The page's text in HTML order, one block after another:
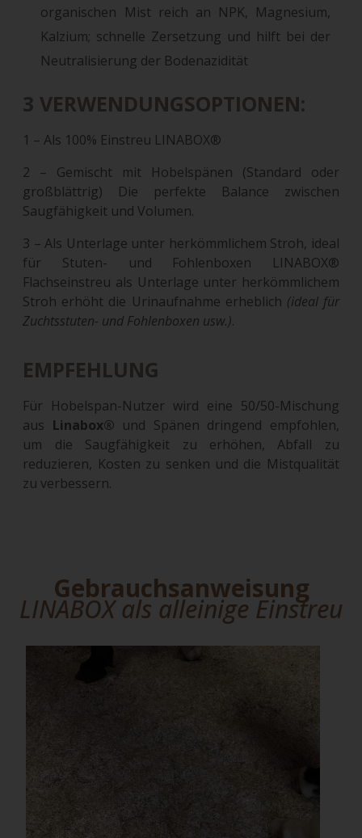
organischen Mist reich an NPK, Magnesium,
Kalzium; schnelle Zersetzung und hilft bei der
Neutralisierung der Bodenazidität
3 VERWENDUNGSOPTIONEN:
1 – Als 100% Einstreu LINABOX®
2 – Gemischt mit Hobelspänen (Standard oder
großblättrig) Die perfekte Balance zwischen
Saugfähigkeit und Volumen.
3 – Als Unterlage unter herkömmlichem Stroh, ideal
für Stuten- und Fohlenboxen LINABOX®
Flachseinstreu als Unterlage unter herkömmlichem
Stroh erhöht die Urinaufnahme erheblich (ideal für
Zuchtsstuten- und Fohlenboxen usw.).
EMPFEHLUNG
Für Hobelspan-Nutzer wird eine 50/50-Mischung
aus Linabox® und Spänen dringend empfohlen,
um die Saugfähigkeit zu erhöhen, Abfall zu
reduzieren, Kosten zu senken und die Mistqualität
zu verbessern.
Gebrauchsanweisung
LINABOX als alleinige Einstreu